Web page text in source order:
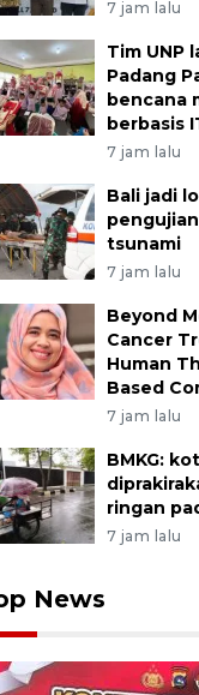
7 jam lalu
Tim UNP
Padang
bencana
berbasis
7 jam lalu
Bali jadi
tsunami
7 jam lalu
Beyond
Cancer
Human
Based
7 jam lalu
BMKG:
ringan
7 jam lalu
News